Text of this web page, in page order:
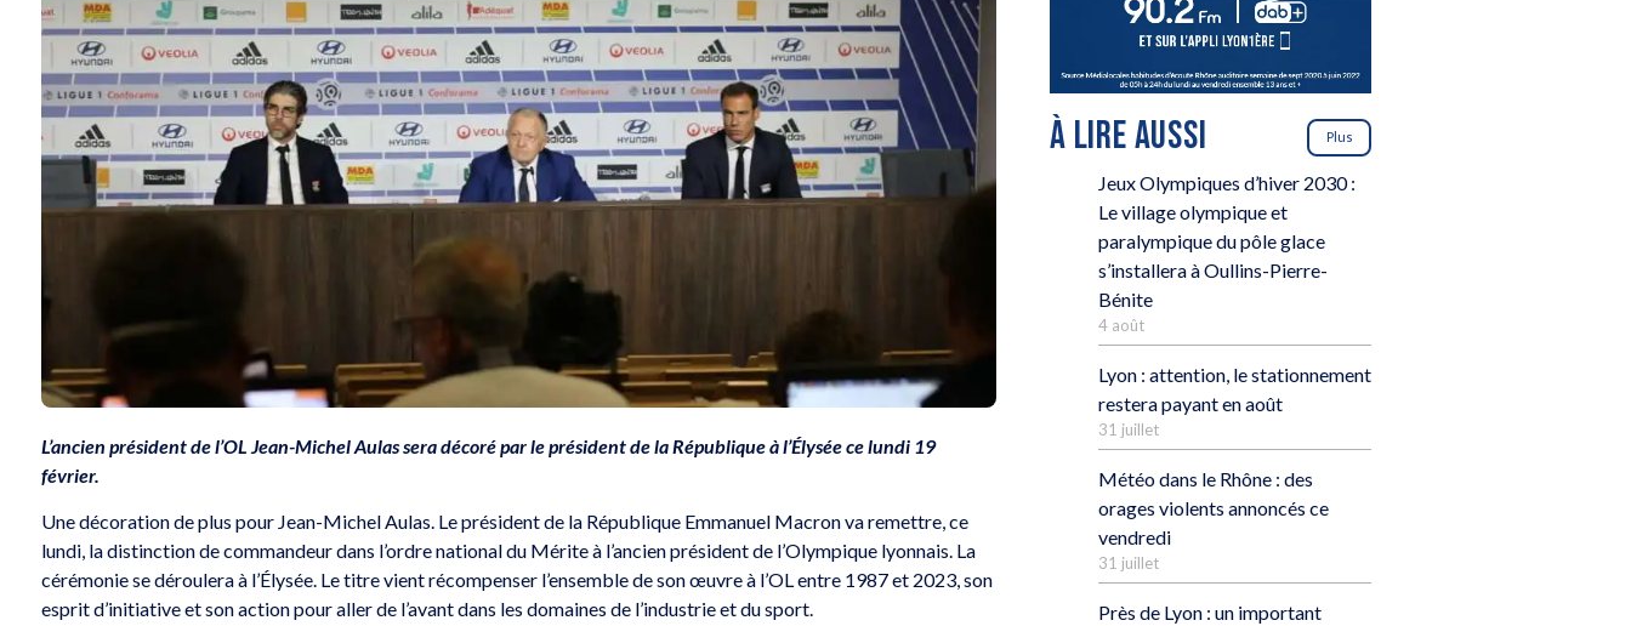
L’ancien président de l’OL Jean-Michel Aulas sera décoré par le président de la République à l’Élysée ce lundi 19
février.
Une décoration de plus pour Jean-Michel Aulas. Le président de la République Emmanuel Macron va remettre, ce
lundi, la distinction de commandeur dans l’ordre national du Mérite à l’ancien président de l’Olympique lyonnais. La
cérémonie se déroulera à l’Élysée. Le titre vient récompenser l’ensemble de son œuvre à l’OL entre 1987 et 2023, son
esprit d’initiative et son action pour aller de l’avant dans les domaines de l’industrie et du sport.
À LIRE AUSSI Plus
Jeux Olympiques d’hiver 2030 :
Le village olympique et
paralympique du pôle glace
s’installera à Oullins-Pierre-
Bénite
4 août
Lyon : attention, le stationnement
restera payant en août
31 juillet
Météo dans le Rhône : des
orages violents annoncés ce
vendredi
31 juillet
Près de Lyon : un important